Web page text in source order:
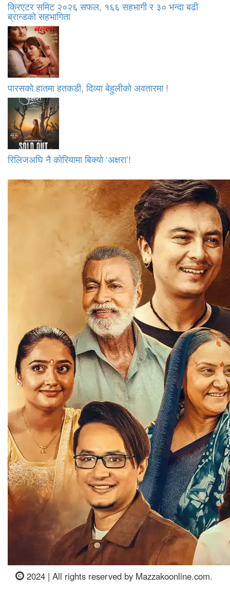
क्रिएटर समिट २०२६ सफल, १६६ सहभागी र ३० भन्दा बढी
ब्रान्डको सहभागिता
पारसको हातमा हतकडी, दिव्या बेहुलीको अवतारमा !
रिलिजअघि नै कोरियामा बिक्यो ‘अक्षरा’!
2024 | All rights reserved by Mazzakoonline.com.